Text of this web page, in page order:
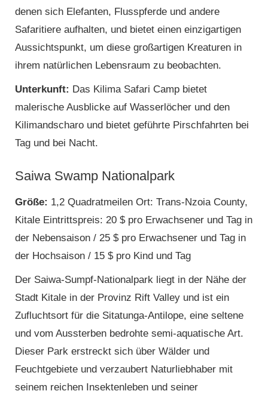
denen sich Elefanten, Flusspferde und andere
Safaritiere aufhalten, und bietet einen einzigartigen
Aussichtspunkt, um diese großartigen Kreaturen in
ihrem natürlichen Lebensraum zu beobachten.
Unterkunft: Das Kilima Safari Camp bietet
malerische Ausblicke auf Wasserlöcher und den
Kilimandscharo und bietet geführte Pirschfahrten bei
Tag und bei Nacht.
Saiwa Swamp Nationalpark
Größe: 1,2 Quadratmeilen Ort: Trans-Nzoia County,
Kitale Eintrittspreis: 20 $ pro Erwachsener und Tag in
der Nebensaison / 25 $ pro Erwachsener und Tag in
der Hochsaison / 15 $ pro Kind und Tag
Der Saiwa-Sumpf-Nationalpark liegt in der Nähe der
Stadt Kitale in der Provinz Rift Valley und ist ein
Zufluchtsort für die Sitatunga-Antilope, eine seltene
und vom Aussterben bedrohte semi-aquatische Art.
Dieser Park erstreckt sich über Wälder und
Feuchtgebiete und verzaubert Naturliebhaber mit
seinem reichen Insektenleben und seiner